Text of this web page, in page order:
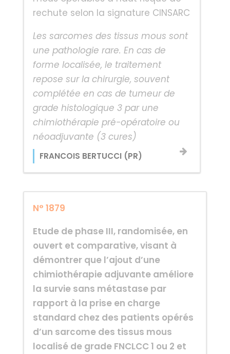
rechute selon la signature CINSARC
Les sarcomes des tissus mous sont
une pathologie rare. En cas de
forme localisée, le traitement
repose sur la chirurgie, souvent
complétée en cas de tumeur de
grade histologique 3 par une
chimiothérapie pré-opératoire ou
néoadjuvante (3 cures)
FRANCOIS BERTUCCI (PR)
N° 1879
Etude de phase III, randomisée, en
ouvert et comparative, visant à
démontrer que l’ajout d’une
chimiothérapie adjuvante améliore
la survie sans métastase par
rapport à la prise en charge
standard chez des patients opérés
d’un sarcome des tissus mous
localisé de grade FNCLCC 1 ou 2 et